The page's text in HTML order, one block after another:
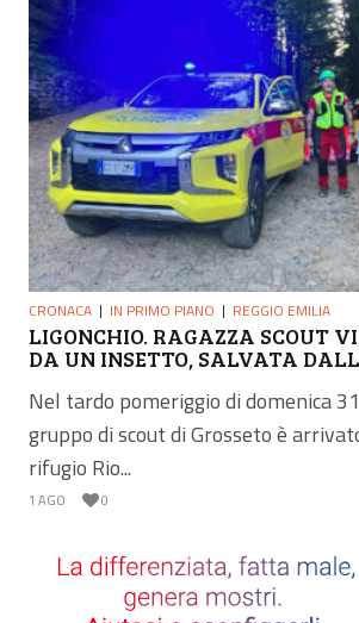
CRONACA IN PRIMO PIANO REGGIO EMILIA
LIGONCHIO. RAGAZZA SCOUT
DA UN INSETTO, SALVATA
Nel tardo pomeriggio di domenica
gruppo di scout di Grosseto è
rifugio Rio...
1 AGO 0